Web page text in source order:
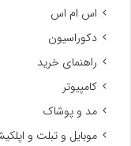
اس ام اس
دکوراسیون
راهنمای خرید
کامپیوتر
مد و پوشاک
موبایل و تبلت و